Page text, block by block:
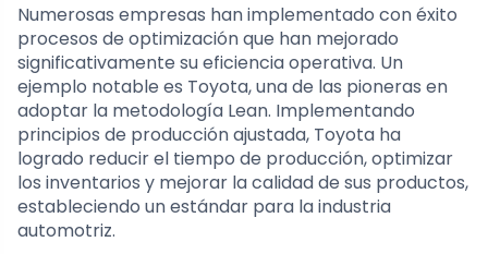
Numerosas empresas han implementado con éxito
procesos de optimización que han mejorado
significativamente su eficiencia operativa. Un
ejemplo notable es Toyota, una de las pioneras en
adoptar la metodología Lean. Implementando
principios de producción ajustada, Toyota ha
logrado reducir el tiempo de producción, optimizar
los inventarios y mejorar la calidad de sus productos,
estableciendo un estándar para la industria
automotriz.